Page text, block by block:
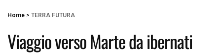
Home > TERRA FUTURA
Viaggio verso Marte da ibernati